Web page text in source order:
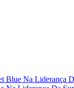
Blue Na Liderança